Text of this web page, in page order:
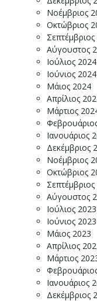
Νοέμβριος
Οκτώβριος
Αύγουστος
Ιούλιος 2024
Ιούνιος 2024
Μάιος 2024
Απρίλιος
Μάρτιος
Ιανουάριος
Δεκέμβριος
Νοέμβριος
Οκτώβριος
Αύγουστος
Ιούλιος 2023
Ιούνιος 2023
Μάιος 2023
Απρίλιος
Μάρτιος
Ιανουάριος
Δεκέμβριος